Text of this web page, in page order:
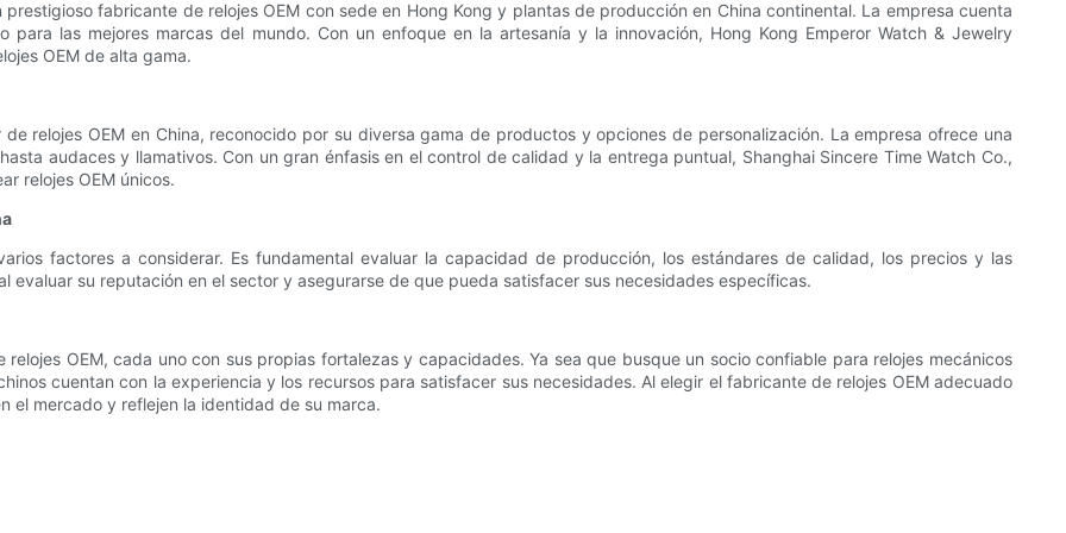
fabricante de relojes OEM con sede en Hong Kong y plantas de producción en China continental. La empresa cuenta
las mejores marcas del mundo. Con un enfoque en la artesanía y la innovación, Hong Kong Emperor Watch & Jewelry
OEM de alta gama.
relojes OEM en China, reconocido por su diversa gama de productos y opciones de personalización. La empresa ofrece una
audaces y llamativos. Con un gran énfasis en el control de calidad y la entrega puntual, Shanghai Sincere Time Watch Co.,
relojes OEM únicos.
factores a considerar. Es fundamental evaluar la capacidad de producción, los estándares de calidad, los precios y las
evaluar su reputación en el sector y asegurarse de que pueda satisfacer sus necesidades específicas.
OEM, cada uno con sus propias fortalezas y capacidades. Ya sea que busque un socio confiable para relojes mecánicos
cuentan con la experiencia y los recursos para satisfacer sus necesidades. Al elegir el fabricante de relojes OEM adecuado
el mercado y reflejen la identidad de su marca.